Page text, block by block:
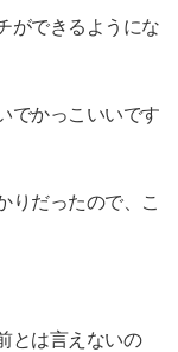
ができるようにな
でかっこいいです
りだったので、こ
とは言えないの